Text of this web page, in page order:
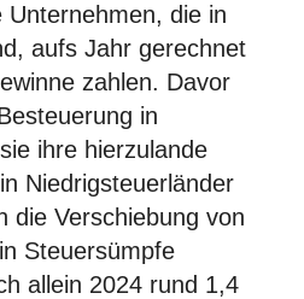
die in
aufs Jahr gerechnet
zahlen. Davor
in
ihre hierzulande
Niedrigsteuerländer
die Verschiebung von
Steuersümpfe
allein 2024 rund 1,4